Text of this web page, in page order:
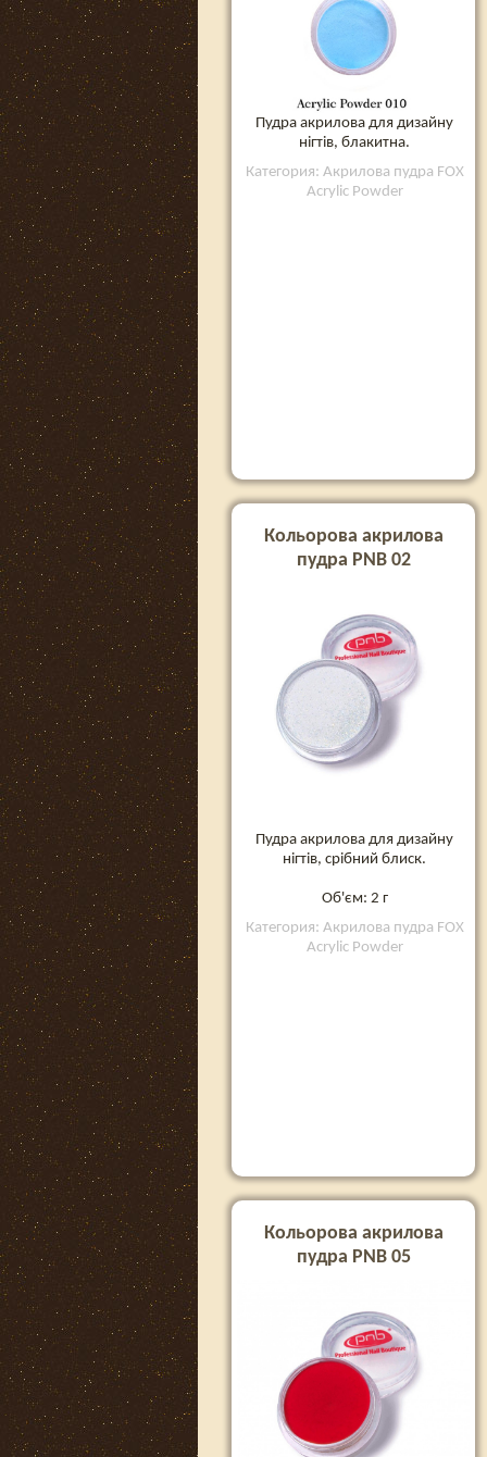
Пудра акрилова для дизайну
нігтів, блакитна.
Категория: Акрилова пудра FOX
Acrylic Powder
Кольорова акрилова
пудра PNB 02
Пудра акрилова для дизайну
нігтів, срібний блиск.
Об'єм: 2 г
Категория: Акрилова пудра FOX
Acrylic Powder
Кольорова акрилова
пудра PNB 05